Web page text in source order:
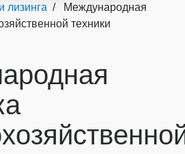
лизинга /
Международная
техники